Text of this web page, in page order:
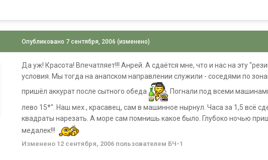
Опубликовано 7 сентября, 2006 (изменено)
Да уж! Красота! Впечатляет!!! Анрей. А сдаётся мне, что и нас на эту
условия. Мы тогда на анапском направлении служили - соседями по
пришёл аккурат после сытного обеда
Погнали под всеми
лево 15*". Наш мех., красавец, сам в машинное нырнул. Часа за 1,5 всё
квадраты нарезать. А море сам помнишь какое было. Глубоко ночью
медалек!!!
Изменено 12 сентября, 2006 пользователем БЧ-1